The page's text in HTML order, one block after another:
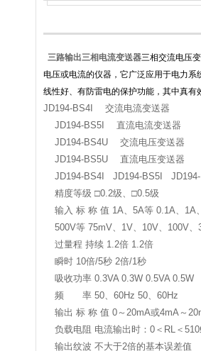
三路输出三相电流变送器三相交流电压
电压或电流的仪器，它广泛应用于电力
线性好、有防雷电的保护功能，其中真
JD194-BS4I 交流电流变送器
JD194-BS5I 直流电流变送器
JD194-BS4U 交流电压变送器
JD194-BS5U 直流电压变送器
JD194-BS4I JD194-BS5I JD194-
精度等级 □0.2级、□0.5级
输入 标 称 值 1A、5A等 0.1A、1A
500V等 75mV、1V、10V、100V、
过量程 持续 1.2倍 1.2倍
瞬时 10倍/5秒 2倍/1秒
吸收功率 0.3VA 0.3W 0.5VA 0.5W
频 率 50、60Hz 50、60Hz
输出 标 称 值 0～20mA或4mA～
负载电阻 电流输出时：0＜RL＜
输出纹波 不大于2倍的基本误差值